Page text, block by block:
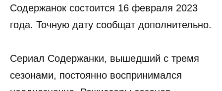
Содержанок состоится 16 февраля 2023
года. Точную дату сообщат дополнительно.
Сериал Содержанки, вышедший с тремя
сезонами, постоянно воспринимался